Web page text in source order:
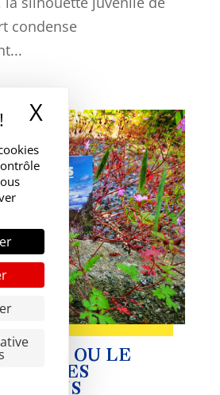
X Masquer le
condense
BÚRÙ, OU LE
LES